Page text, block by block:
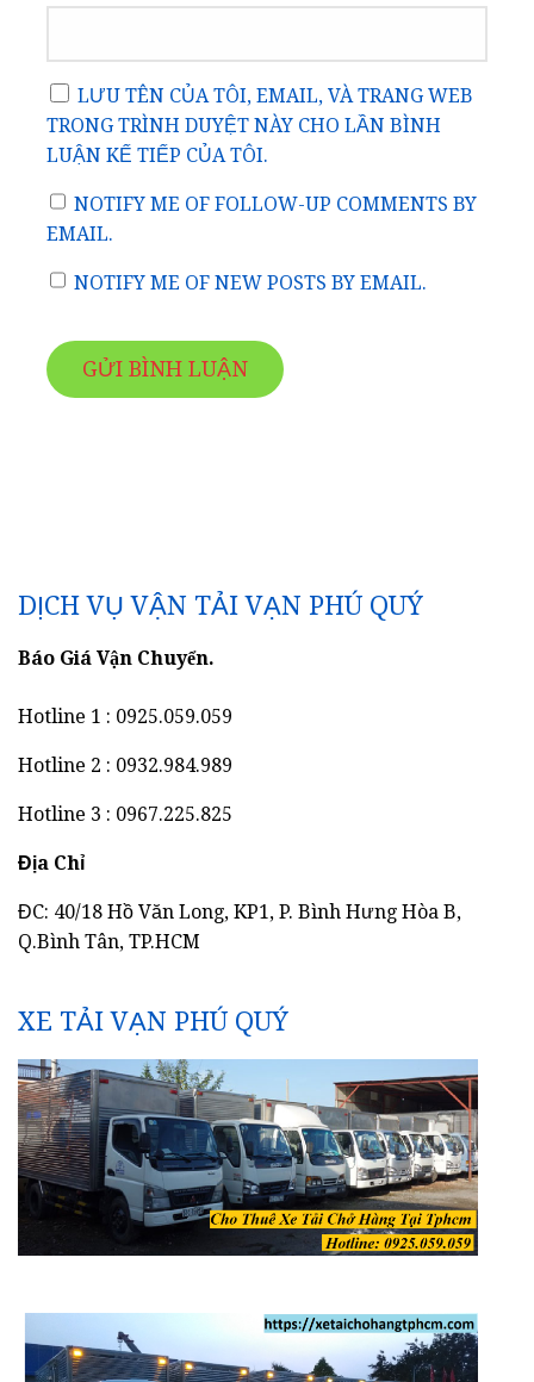
LƯU TÊN CỦA TÔI, EMAIL, VÀ TRANG WEB
TRONG TRÌNH DUYỆT NÀY CHO LẦN BÌNH
LUẬN KẾ TIẾP CỦA TÔI.
NOTIFY ME OF FOLLOW-UP COMMENTS BY
EMAIL.
NOTIFY ME OF NEW POSTS BY EMAIL.
DỊCH VỤ VẬN TẢI VẠN PHÚ QUÝ
Báo Giá Vận Chuyển.
Hotline 1 : 0925.059.059
Hotline 2 : 0932.984.989
Hotline 3 : 0967.225.825
Địa Chỉ
ĐC: 40/18 Hồ Văn Long, KP1, P. Bình Hưng Hòa B,
Q.Bình Tân, TP.HCM
XE TẢI VẠN PHÚ QUÝ